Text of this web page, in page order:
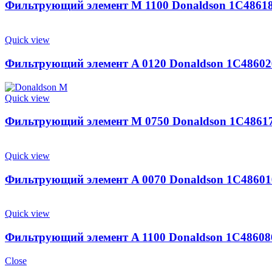
Фильтрующий элемент M 1100 Donaldson
Quick view
Фильтрующий элемент A 0120 Donaldson
Quick view
Фильтрующий элемент M 0750 Donaldson
Quick view
Фильтрующий элемент A 0070 Donaldson
Quick view
Фильтрующий элемент A 1100 Donaldson
Close